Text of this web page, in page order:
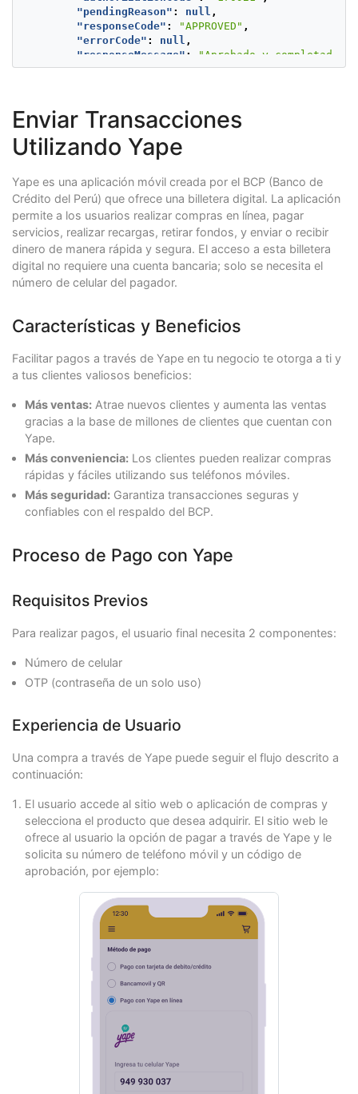
"city" : "Lima"
"state"
"Lima y Callao"
"country" : "PE" ,
"postalCode"
"000000"
"street1": "Av. Isabel La Católica 103-
"city" : "Lima"
"country"
: "PE",
"0000000"
"phone": "7563126"
}
},
"payer" : {
"merchantPayerId": "1" ,
"fullName"
"First name and second payer
"emailAddress"
"dniNumber" : "5415668464654"
"billingAddress": {
"street2" : "125544",
"city": "Lima"
"country": "PE",
"postalCode" : "000000" ,
},
"creditCard": {
"number": "4097440000000004",
"securityCode": "321"
"expirationDate"
},
"extraParameters": {
},
"type" : "AUTHORIZATION_AND_CAPTURE"
"paymentCountry": "PE",
"ipAddress"
"cookie" : "pt1t38347bs6jc9ruv2ecpv7o2"
"test": true
}
"pendingReason" : null ,
"responseCode" : "APPROVED" ,
"errorCode" : null ,
"responseMessage" :
"Aprobado y completado
"transactionDate": null,
"referenceQuestionnaire" :
"extraParameters" : {
"BANK_REFERENCED_CODE"
},
}
}
Enviar Transacciones
Utilizando Yape
Yape es una aplicación móvil creada por el BCP (Banco de
Crédito del Perú) que ofrece una billetera digital. La aplicación
permite a los usuarios realizar compras en línea, pagar
servicios, realizar recargas, retirar fondos, y enviar o recibir
dinero de manera rápida y segura. El acceso a esta billetera
digital no requiere una cuenta bancaria; solo se necesita el
número de celular del pagador.
Características y Beneficios
Facilitar pagos a través de Yape en tu negocio te otorga a ti y
a tus clientes valiosos beneficios:
Más ventas: Atrae nuevos clientes y aumenta las ventas
gracias a la base de millones de clientes que cuentan con
Yape.
Más conveniencia: Los clientes pueden realizar compras
rápidas y fáciles utilizando sus teléfonos móviles.
Más seguridad: Garantiza transacciones seguras y
confiables con el respaldo del BCP.
Proceso de Pago con Yape
Requisitos Previos
Para realizar pagos, el usuario final necesita 2 componentes:
Número de celular
OTP (contraseña de un solo uso)
Experiencia de Usuario
Una compra a través de Yape puede seguir el flujo descrito a
continuación:
El usuario accede al sitio web o aplicación de compras y
selecciona el producto que desea adquirir. El sitio web le
ofrece al usuario la opción de pagar a través de Yape y le
solicita su número de teléfono móvil y un código de
aprobación, por ejemplo: